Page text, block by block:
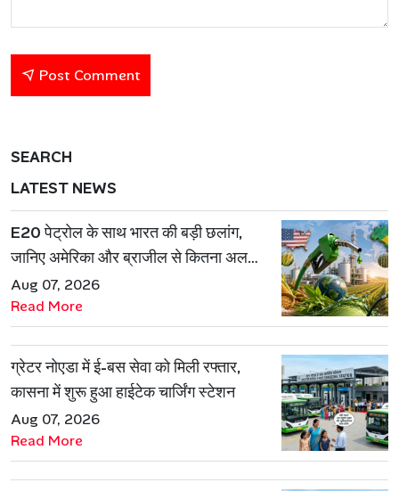
Post Comment
SEARCH
LATEST NEWS
E20 पेट्रोल के साथ भारत की बड़ी छलांग,
जानिए अमेरिका और ब्राजील से कितना अलग
है एथेनॉल मॉडल
Aug 07, 2026
Read More
ग्रेटर नोएडा में ई-बस सेवा को मिली रफ्तार,
कासना में शुरू हुआ हाईटेक चार्जिंग स्टेशन
Aug 07, 2026
Read More